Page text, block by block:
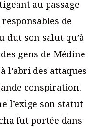
au passage
de
dut son salut qu’à
gens de Médine
l’abri des attaques
conspiration.
l’exige son statut
fut portée dans